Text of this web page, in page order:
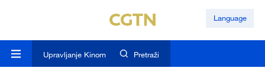
Language
Upravljanje Kinom Pretraži